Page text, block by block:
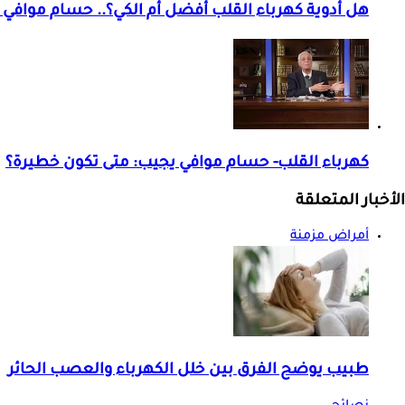
هل أدوية كهرباء القلب أفضل أم الكي؟.. حسام موافي
كهرباء القلب- حسام موافي يجيب: متى تكون خطيرة؟
الأخبار المتعلقة
أمراض مزمنة
طبيب يوضح الفرق بين خلل الكهرباء والعصب الحائر